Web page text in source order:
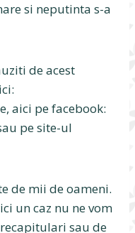
si neputinta s-a
de acest
aici pe facebook:
pe site-ul
de mii de oameni.
un caz nu ne vom
sau de